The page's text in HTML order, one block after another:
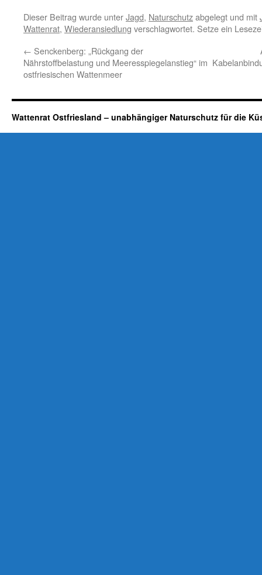
Dieser Beitrag wurde unterJagd, Naturschutzabgelegt und mit
Wattenrat, Wiederansiedlung verschlagwortet. Setze ein
← Senckenberg: „Rückgang der
Nährstoffbelastung und Meeresspiegelanstieg“ im
ostfriesischen Wattenmeer
Wattenrat Ostfriesland – unabhängiger Naturschutz für die